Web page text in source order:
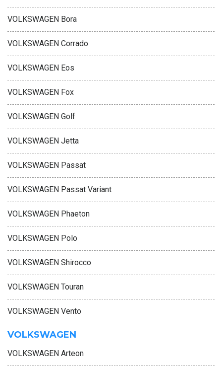
VOLKSWAGEN Bora
VOLKSWAGEN Corrado
VOLKSWAGEN Eos
VOLKSWAGEN Fox
VOLKSWAGEN Golf
VOLKSWAGEN Jetta
VOLKSWAGEN Passat
VOLKSWAGEN Passat Variant
VOLKSWAGEN Phaeton
VOLKSWAGEN Polo
VOLKSWAGEN Shirocco
VOLKSWAGEN Touran
VOLKSWAGEN Vento
VOLKSWAGEN
VOLKSWAGEN Arteon